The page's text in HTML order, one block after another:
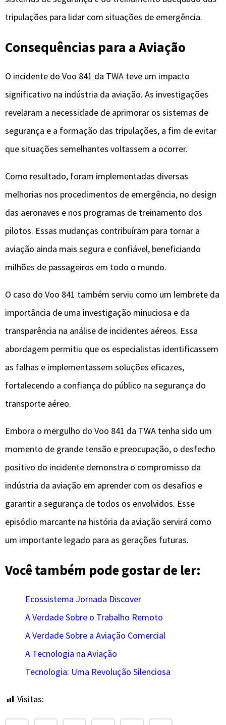
tripulações para lidar com situações de emergência.
Consequências para a Aviação
O incidente do Voo 841 da TWA teve um impacto
significativo na indústria da aviação. As investigações
revelaram a necessidade de aprimorar os sistemas de
segurança e a formação das tripulações, a fim de evitar
que situações semelhantes voltassem a ocorrer.
Como resultado, foram implementadas diversas
melhorias nos procedimentos de emergência, no design
das aeronaves e nos programas de treinamento dos
pilotos. Essas mudanças contribuíram para tornar a
aviação ainda mais segura e confiável, beneficiando
milhões de passageiros em todo o mundo.
O caso do Voo 841 também serviu como um lembrete da
importância de uma investigação minuciosa e da
transparência na análise de incidentes aéreos. Essa
abordagem permitiu que os especialistas identificassem
as falhas e implementassem soluções eficazes,
fortalecendo a confiança do público na segurança do
transporte aéreo.
Embora o mergulho do Voo 841 da TWA tenha sido um
momento de grande tensão e preocupação, o desfecho
positivo do incidente demonstra o compromisso da
indústria da aviação em aprender com os desafios e
garantir a segurança de todos os envolvidos. Esse
episódio marcante na história da aviação servirá como
um importante legado para as gerações futuras.
Você também pode gostar de ler:
Ecossistema Jornada Discover
A Verdade Sobre o Trabalho Remoto
A Verdade Sobre a Aviação Comercial
A Tecnologia na Aviação
Tecnologia: Uma Revolução Silenciosa
Visitas: